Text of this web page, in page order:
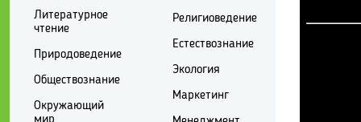
Литературное
чтение
Природоведение
Обществознание
Окружающий
Религиоведение
Естествознание
Экология
Маркетинг